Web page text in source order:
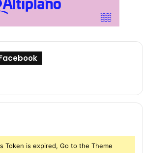
Token is expired, Go to the Theme